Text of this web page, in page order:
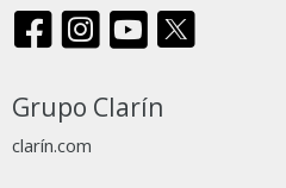
Grupo Clarín
clarín.com